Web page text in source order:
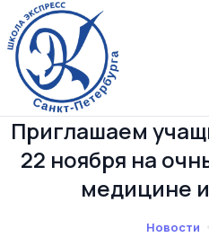
Приглашаем
22 ноября на
медицине
Новости